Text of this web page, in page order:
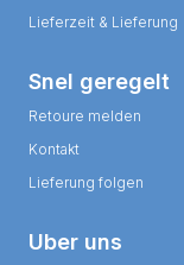
Lieferzeit & Lieferung
Snel geregelt
Retoure melden
Kontakt
Lieferung folgen
Uber uns